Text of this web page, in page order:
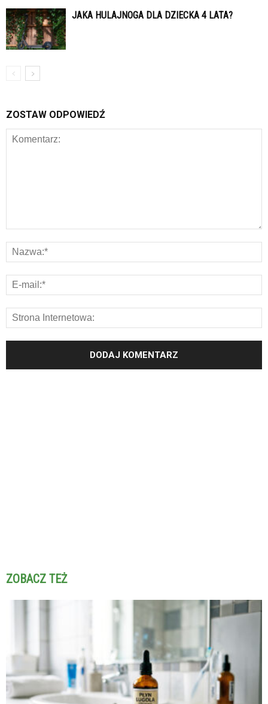
JAKA HULAJNOGA DLA DZIECKA 4 LATA?
ZOSTAW ODPOWIEDŹ
ZOBACZ TEŻ